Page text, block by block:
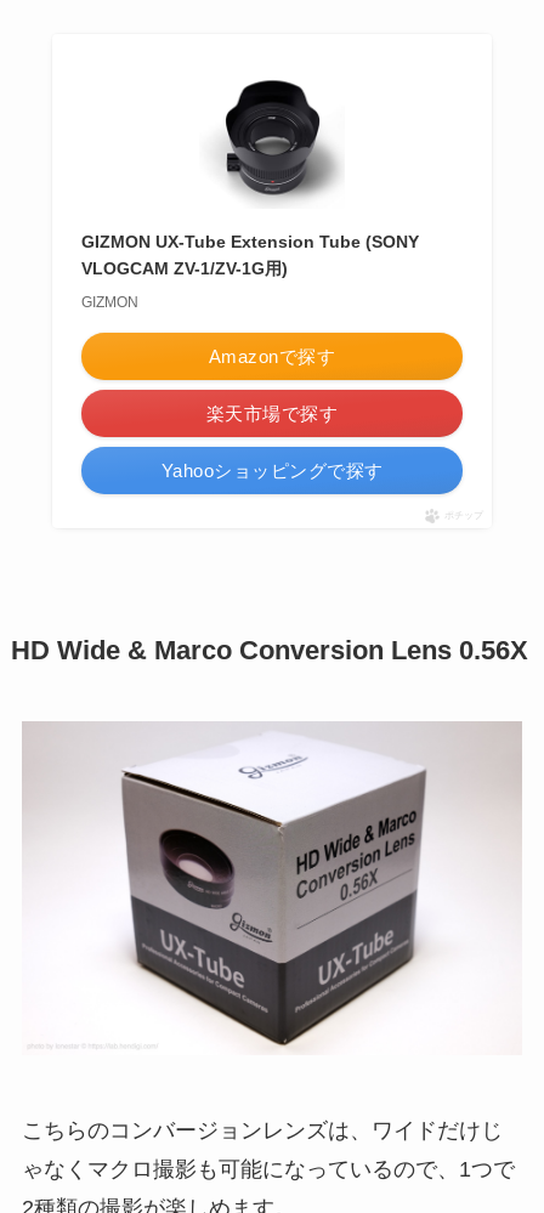
GIZMON UX-Tube Extension Tube (SONY
VLOGCAM ZV-1/ZV-1G用)
GIZMON
Amazonで探す
楽天市場で探す
Yahooショッピングで探す
ポチップ
HD Wide & Marco Conversion Lens 0.56X
こちらのコンバージョンレンズは、ワイドだけじ
ゃなくマクロ撮影も可能になっているので、1つで
2種類の撮影が楽しめます。